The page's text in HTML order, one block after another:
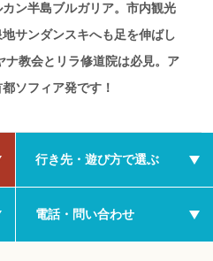
ン半島ブルガリア。市内観光
サンダンスキへも足を伸ばし
ナ教会とリラ修道院は必見。ア
ソフィア発です！
行き先・遊び方で選ぶ
電話・問い合わせ